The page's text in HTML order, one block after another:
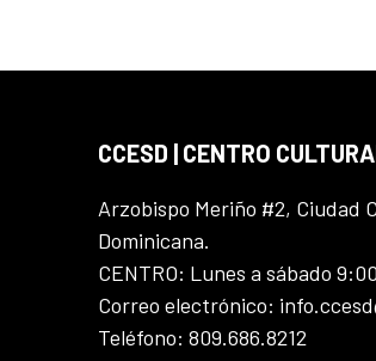
CCESD | CENTRO
Arzobispo Meriño #2, Ciudad
Dominicana.
CENTRO: Lunes a sábado
Correo electrónico:
Teléfono: 809.686.8212